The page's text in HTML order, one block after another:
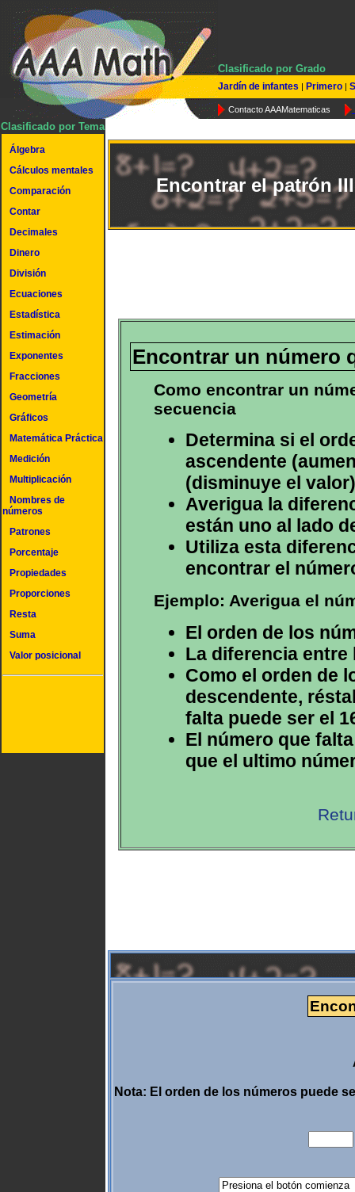
Clasificado por Grado
Jardín de infantes | Primero |
Contacto AAAMatematicas
Clasificado por Tema
Álgebra
Cálculos mentales
Comparación
Contar
Decimales
Dinero
División
Ecuaciones
Estadística
Estimación
Exponentes
Fracciones
Geometría
Gráficos
Matemática Práctica
Medición
Multiplicación
Nombres de
números
Patrones
Porcentaje
Propiedades
Proporciones
Resta
Suma
Valor posicional
Encontrar el patrón III
Encontrar un número
Como encontrar un
secuencia
Determina si el
ascendente
(disminuye el
Averigua la
están uno al lado
Utiliza esta
encontrar el
Ejemplo: Averigua el
El orden de los
La diferencia entre
Como el orden de
descendente,
falta puede ser el
El número que
que el ultimo
Nota: El orden de los números puede